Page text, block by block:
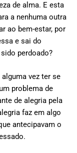
de alma. E esta
a nenhuma outra
ao bem-estar, por
e sai do
perdoado?
vez ter se
problema de
de alegria pela
faz em algo
antecipavam o